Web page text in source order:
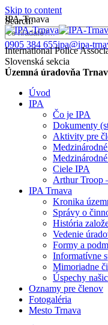
Skip to content
Search:
0905 384 655ipa@ipa-
IPA-Trnava
International Police
Slovenská sekcia
Územná úradovňa
Úvod
IPA
Čo je IPA
Dokumenty
Aktivity pre
Ciele IPA
Arthur Troop
IPA Trnava
Kronika
Správy o
História
Vedenie
Formy a
Informatívne
Mimoriadne
Úspechy
Oznamy pre členov
Fotogaléria
Mesto Trnava